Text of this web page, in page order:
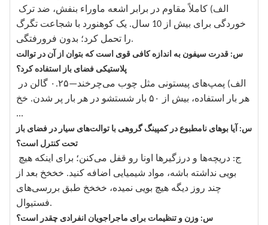
خوردگی برای بیش از 10 سال. یک کوهنورد با شجاعت تگرگ
را تحمل کرد؛ بدون فرورفتگی.
س: قدرت سیفون به اندازه کافی قوی است که بتوان از آن در توالت
پلاستیکی فضای باز استفاده کرد؟
هر بار استفاده، بیش از ۵۰ بار شستشو در هر بار پر شدن. خخ
...
س: آیا بوهای نامطبوع در کمپینگ گروهی با توالت‌های سیار در فضای باز
تحت کنترل است؟
بویی نداشته باشه، مواد شیمیایی اضافه کنید. خخخخ بعد از
چند روز دیگه هیچ بویی نمیده، خخخخ طبق بررسی‌های
فستیوال.
س: وزن و تنظیمات برای ماجراجویان انفرادی چقدر است؟